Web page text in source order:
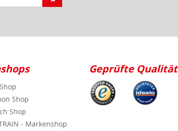
Shop
Shop
- Markenshop
Geprüfte Qualität